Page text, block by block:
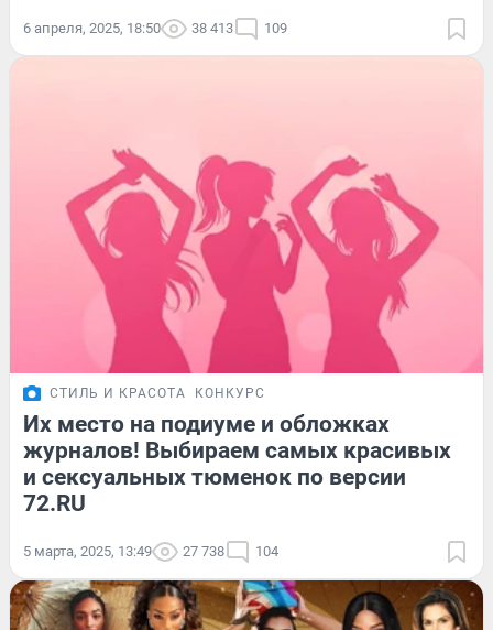
6 апреля, 2025, 18:50 38 413 109
СТИЛЬ И КРАСОТА КОНКУРС
Их место на подиуме и обложках
журналов! Выбираем самых красивых
и сексуальных тюменок по версии
72.RU
5 марта, 2025, 13:49 27 738 104